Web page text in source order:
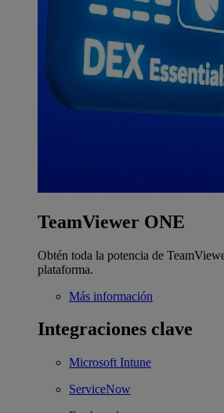
TeamViewer ONE
Obtén toda la potencia de
plataforma.
Más información
Integraciones clave
Microsoft Intune
ServiceNow